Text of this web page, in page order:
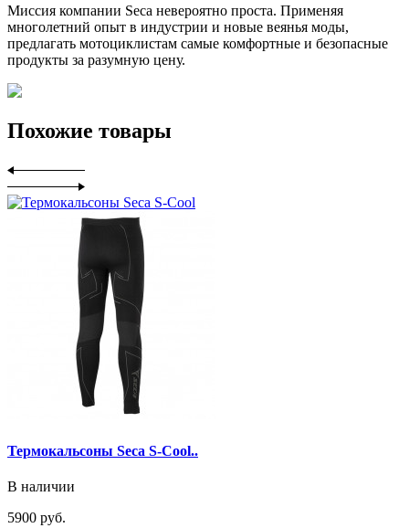
Миссия компании Seca невероятно проста. Применяя
многолетний опыт в индустрии и новые веянья моды,
предлагать мотоциклистам самые комфортные и безопасные
продукты за разумную цену.
Похожие товары
Термокальсоны Seca S-Cool..
В наличии
5900 руб.